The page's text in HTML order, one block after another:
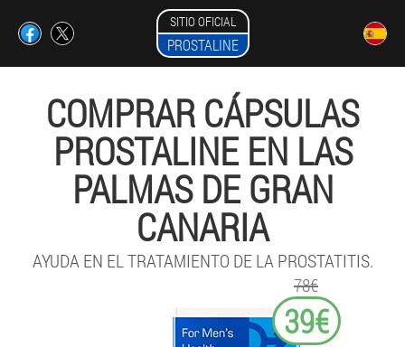
SITIO OFICIAL
PROSTALINE
COMPRAR CÁPSULAS
PROSTALINE EN LAS
PALMAS DE GRAN
CANARIA
AYUDA EN EL TRATAMIENTO DE LA PROSTATITIS.
78€
39€